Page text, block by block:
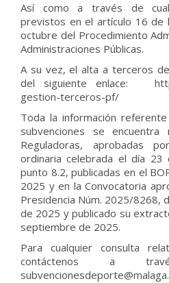
Así como a través de
previstos en el artículo 16
octubre del Procedimiento
Administraciones Públicas.
A su vez, el alta a terceros
del siguiente enlace:
gestion-terceros-pf/
Toda la información
subvenciones se
Reguladoras, aprobadas
ordinaria celebrada el día
punto 8.2, publicadas en el
2025 y en la Convocatoria
Presidencia Núm. 2025/8268,
de 2025 y publicado su
septiembre de 2025.
Para cualquier consulta
contáctenos a